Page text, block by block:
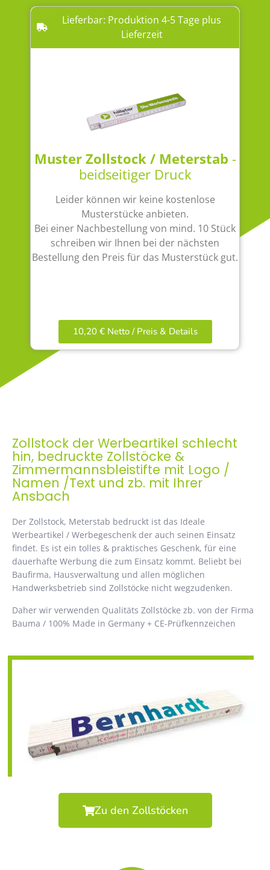
Lieferbar: Produktion 4-5 Tage plus
Lieferzeit
Muster Zollstock / Meterstab -
beidseitiger Druck
Leider können wir keine kostenlose
Musterstücke anbieten.
Bei einer Nachbestellung von mind. 10 Stück
schreiben wir Ihnen bei der nächsten
Bestellung den Preis für das Musterstück gut.
10,20 € Netto / Preis & Details
Zollstock der Werbeartikel schlecht
hin, bedruckte Zollstöcke &
Zimmermannsbleistifte mit Logo /
Namen /Text und zb. mit Ihrer
Ansbach
Der Zollstock, Meterstab bedruckt ist das Ideale
Werbeartikel / Werbegeschenk der auch seinen Einsatz
findet. Es ist ein tolles & praktisches Geschenk, für eine
dauerhafte Werbung die zum Einsatz kommt. Beliebt bei
Baufirma, Hausverwaltung und allen möglichen
Handwerksbetrieb sind Zollstöcke nicht wegzudenken.
Daher wir verwenden Qualitäts Zollstöcke zb. von der Firma
Bauma / 100% Made in Germany + CE-Prüfkennzeichen
Zu den Zollstöcken